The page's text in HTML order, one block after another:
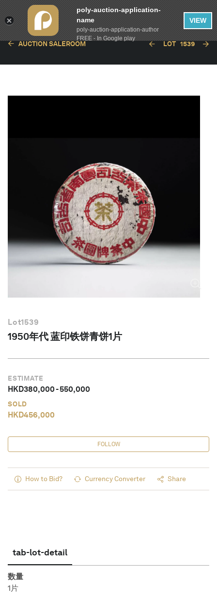
简体中文
AUCTION SALEROOM LOT 1539
Lot1539
1950年代 蓝印铁饼青饼1片
ESTIMATE
HKD380,000-550,000
SOLD
HKD456,000
FOLLOW
How to Bid? Currency Converter Share
tab-lot-detail
数量
1片
poly-auction-application-
name
poly-auction-application-author
FREE - In Google play
VIEW